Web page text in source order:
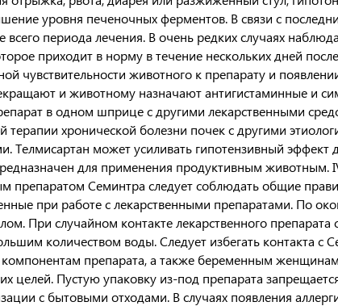
уровня печеночных ферментов. В связи с
всего периода лечения. В очень редких случаях
приходит в норму в течение нескольких дней
чувствительности животного к препарату и
и животному назначают антигистаминные и
в одном шприце с другими лекарственными
терапии хронической болезни почек с другими
Телмисартан может усиливать гипотензивный эффект
для применения продуктивным
препаратом Семинтра следует соблюдать общие
при работе с лекарственными препаратами. По
При случайном контакте лекарственного препарата
количеством воды. Следует избегать контакта с
компонентам препарата, а также беременным
целей. Пустую упаковку из-под препарата
с бытовыми отходами. В случаях появления